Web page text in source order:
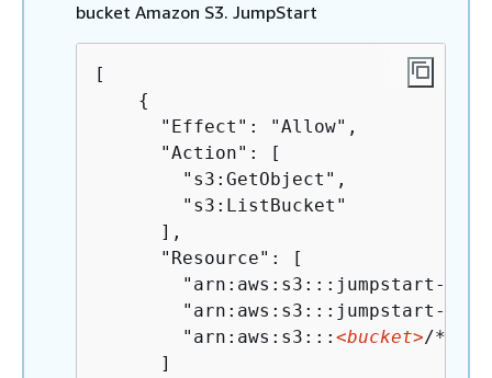
bucket Amazon S3. JumpStart
[
{
      "Effect": "Allow",
      "Action": [
        "s3:GetObject",
        "s3:ListBucket"
      ],
      "Resource": [
"arn:aws:s3:::jumpstart-
"arn:aws:s3:::jumpstart-
        "arn:aws:s3:::
<bucket>/*"
      ]